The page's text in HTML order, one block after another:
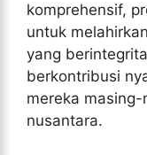
komprehensif,
untuk
yang
berkontribusi
mereka
nusantara.